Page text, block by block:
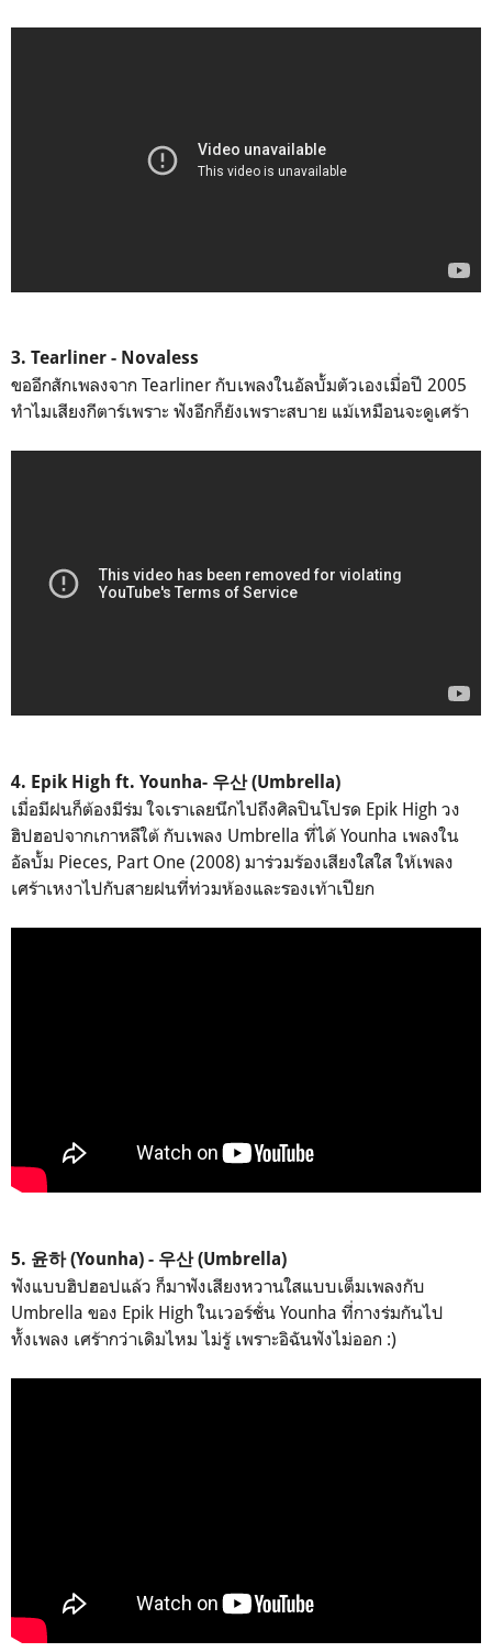
3. Tearliner - Novaless
ขออีกสักเพลงจาก Tearliner กับเพลงในอัลบั้มตัวเองเมื่อปี 2005
ทำไมเสียงกีตาร์เพราะ ฟังอีกก็ยังเพราะสบาย แม้เหมือนจะดูเศร้า
4. Epik High ft. Younha- 우산 (Umbrella)
เมื่อมีฝนก็ต้องมีร่ม ใจเราเลยนึกไปถึงศิลปินโปรด Epik High วง
ฮิปฮอปจากเกาหลีใต้ กับเพลง Umbrella ที่ได้ Younha เพลงใน
อัลบั้ม Pieces, Part One (2008) มาร่วมร้องเสียงใสใส ให้เพลง
เศร้าเหงาไปกับสายฝนที่ท่วมห้องและรองเท้าเปียก
5. 윤하 (Younha) - 우산 (Umbrella)
ฟังแบบฮิปฮอปแล้ว ก็มาฟังเสียงหวานใสแบบเต็มเพลงกับ
Umbrella ของ Epik High ในเวอร์ชั่น Younha ที่กางร่มกันไป
ทั้งเพลง เศร้ากว่าเดิมไหม ไม่รู้ เพราะอิฉันฟังไม่ออก :)